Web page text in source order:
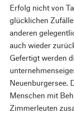
Erfolg nicht von
glücklichen
anderen
auch wieder
Gefertigt werden
Neuenburgersee.
Menschen mit
Zimmerleuten